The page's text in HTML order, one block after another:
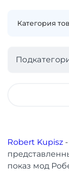
Robert Kupisz
показ мод